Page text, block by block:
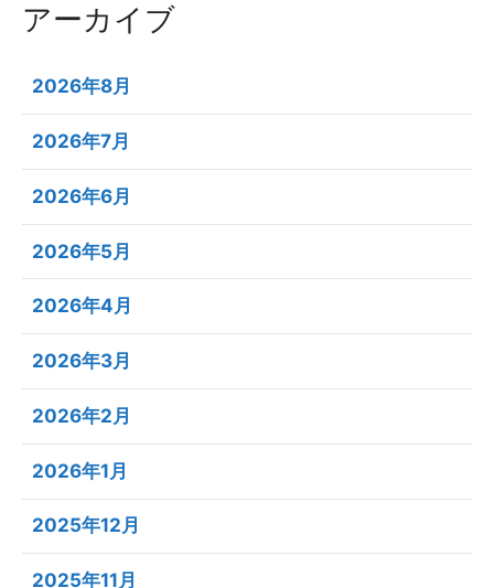
アーカイブ
2026年8月
2026年7月
2026年6月
2026年5月
2026年4月
2026年3月
2026年2月
2026年1月
2025年12月
2025年11月